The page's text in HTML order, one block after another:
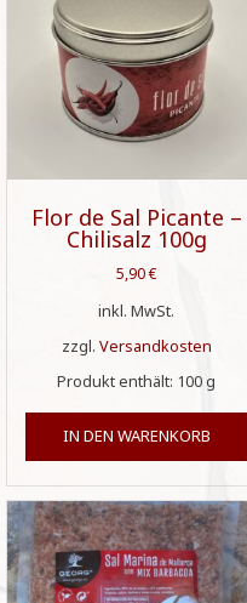
Flor de Sal Picante –
Chilisalz 100g
5,90€
inkl. MwSt.
zzgl. Versandkosten
Produkt enthält: 100 g
IN DEN WARENKORB